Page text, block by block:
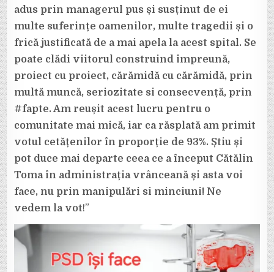
adus prin managerul pus și susținut de ei
multe suferințe oamenilor, multe tragedii și o
frică justificată de a mai apela la acest spital. Se
poate clădi viitorul construind împreună,
proiect cu proiect, cărămidă cu cărămidă, prin
multă muncă, seriozitate si consecvență, prin
#fapte. Am reușit acest lucru pentru o
comunitate mai mică, iar ca răsplată am primit
votul cetățenilor în proporție de 93%. Știu și
pot duce mai departe ceea ce a început Cătălin
Toma în administrația vrânceană și asta voi
face, nu prin manipulări si minciuni! Ne
vedem la vot!”